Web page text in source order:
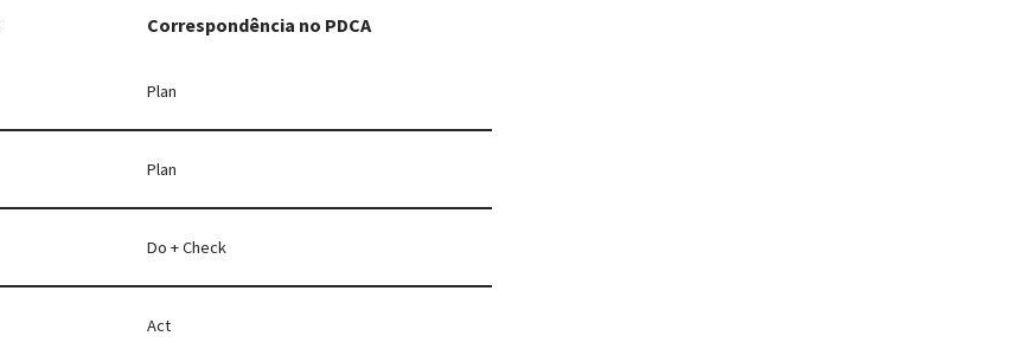
Correspondência no PDCA
Plan
Plan
Do + Check
Act